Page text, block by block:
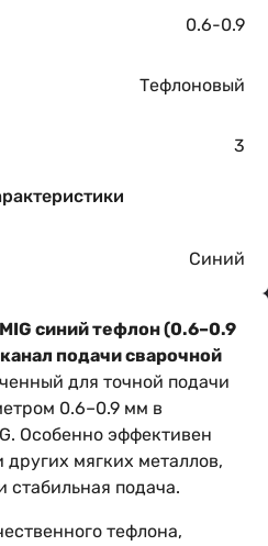
0.6-0.9
Тефлоновый
3
Синий
синий тефлон (0.6–0.9
канал подачи сварочной
для точной подачи
0.6–0.9 мм в
Особенно эффективен
мягких металлов,
стабильная подача.
тефлона,